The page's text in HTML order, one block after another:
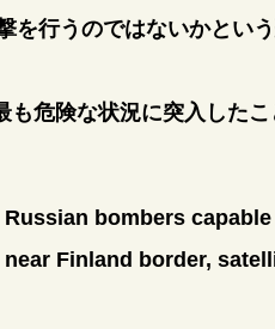
を行うのではないかとい
も危険な状況に突入した
Russian bombers
Finland border,